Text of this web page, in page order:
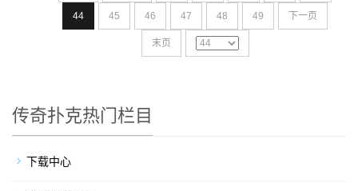
44 45 46 47 48 49 下一页
末页
传奇扑克热门栏目
下载中心